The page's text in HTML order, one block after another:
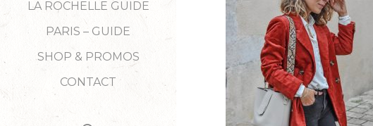
LA ROCHELLE GUIDE
PARIS – GUIDE
SHOP & PROMOS
CONTACT